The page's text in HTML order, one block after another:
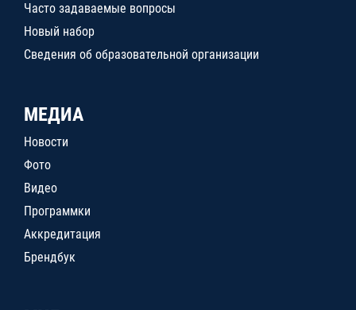
Часто задаваемые вопросы
Новый набор
Сведения об образовательной организации
МЕДИА
Новости
Фото
Видео
Программки
Аккредитация
Брендбук